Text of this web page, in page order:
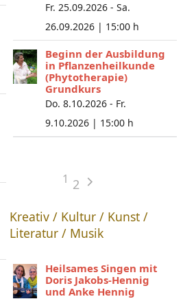
Fr. 25.09.2026 - Sa.
26.09.2026 | 15:00 h
Beginn der Ausbildung
in Pflanzenheilkunde
(Phytotherapie)
Grundkurs
Do. 8.10.2026 - Fr.
9.10.2026 | 15:00 h
1 2
Kreativ / Kultur / Kunst /
Literatur / Musik
Heilsames Singen mit
Doris Jakobs-Hennig
und Anke Hennig